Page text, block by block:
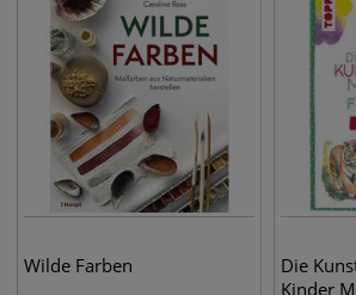
Wilde Farben
Die
Kinder